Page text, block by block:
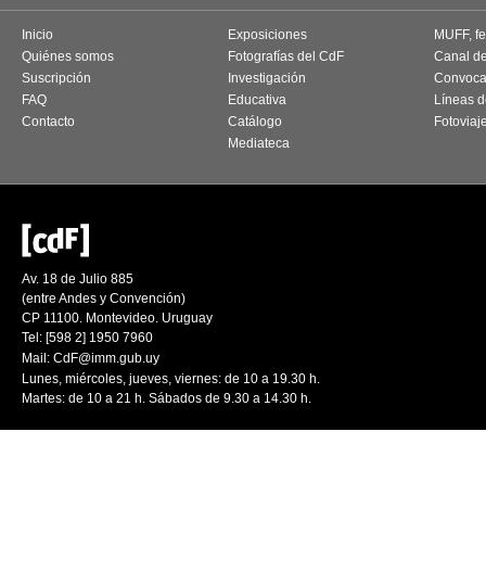
Inicio
Quiénes somos
Suscripción
FAQ
Contacto
Exposiciones
Fotografías del CdF
Investigación
Educativa
Catálogo
Mediateca
MUFF,
Canal
Líneas
Av. 18 de Julio 885
(entre Andes y Convención)
CP 11100. Montevideo. Uruguay
Tel: [598 2] 1950 7960
Mail: CdF@imm.gub.uy
Lunes, miércoles, jueves, viernes: de 10 a 19.30 h.
Martes: de 10 a 21 h. Sábados de 9.30 a 14.30 h.